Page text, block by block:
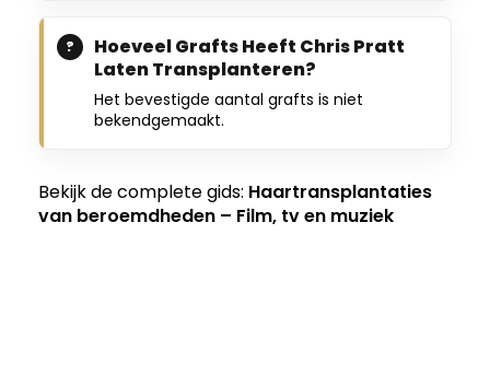
Hoeveel Grafts Heeft Chris Pratt
Laten Transplanteren?
Het bevestigde aantal grafts is niet
bekendgemaakt.
Bekijk de complete gids: Haartransplantaties
van beroemdheden – Film, tv en muziek